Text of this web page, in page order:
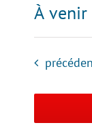
À venir
date.